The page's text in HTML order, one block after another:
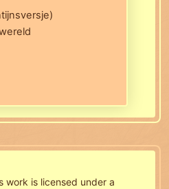
work is licensed under a